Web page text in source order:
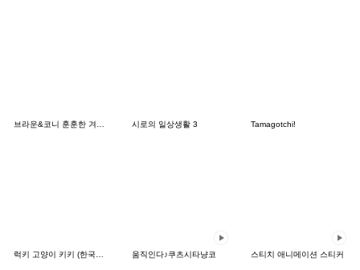
브라운&코니 훈훈한 겨울 데이트 시로의 일상생활 3 Tamagotchi!
움직인다♪쿠츠시타냥코 스티치 애니메이션 스티커